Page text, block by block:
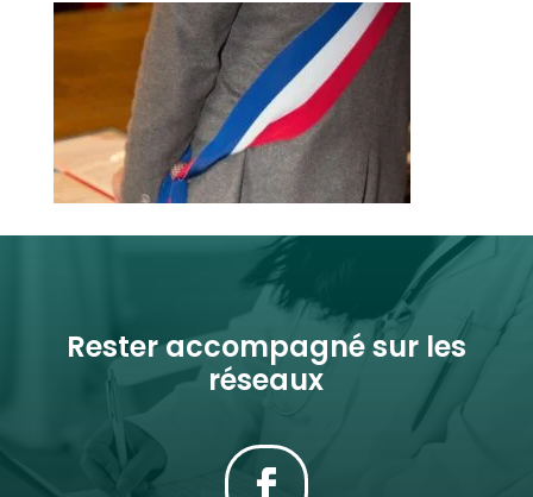
Rester accompagné sur les
réseaux